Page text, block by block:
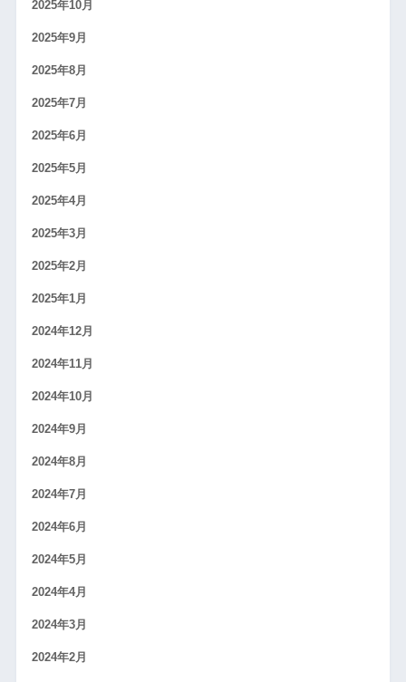
2025年10月
2025年9月
2025年8月
2025年7月
2025年6月
2025年5月
2025年4月
2025年3月
2025年2月
2025年1月
2024年12月
2024年11月
2024年10月
2024年9月
2024年8月
2024年7月
2024年6月
2024年5月
2024年4月
2024年3月
2024年2月